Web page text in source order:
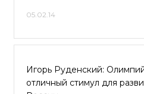
05.02.14
Игорь Руденский:
отличный стимул для